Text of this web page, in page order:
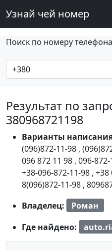
Узнай чей номер
Поиск по номеру
Результат по
380968721198
Варианты
(096)872-11-98 ,
096 872 11 98 , 096-
+38-096-872-11-98 , +38
8(096)872-11-98 ,
Владелец:
Роман
Где найдено: